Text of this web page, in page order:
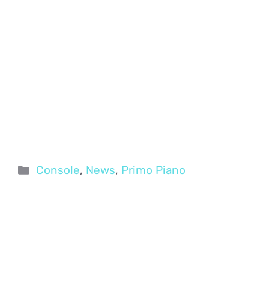
Categorie
Console, News, Primo Piano